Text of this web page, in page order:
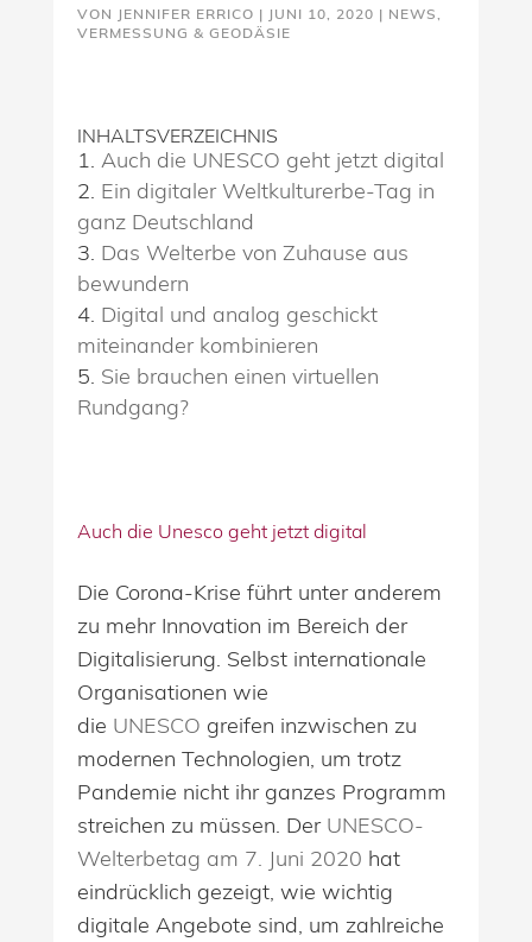
VON JENNIFER ERRICO | JUNI 10, 2020 | NEWS
VERMESSUNG & GEODÄSIE
INHALTSVERZEICHNIS
Auch die UNESCO geht jetzt digital
Ein digitaler Weltkulturerbe-Tag in
ganz Deutschland
Das Welterbe von Zuhause aus
bewundern
Digital und analog geschickt
miteinander kombinieren
Sie brauchen einen virtuellen
Rundgang?
Auch die Unesco geht jetzt digital
Die Corona-Krise führt unter anderem
zu mehr Innovation im Bereich der
Digitalisierung. Selbst internationale
Organisationen wie
die UNESCO greifen inzwischen zu
modernen Technologien, um trotz
Pandemie nicht ihr ganzes Programm
streichen zu müssen. Der UNESCO-
Welterbetag am 7. Juni 2020 hat
eindrücklich gezeigt, wie wichtig
digitale Angebote sind, um zahlreiche